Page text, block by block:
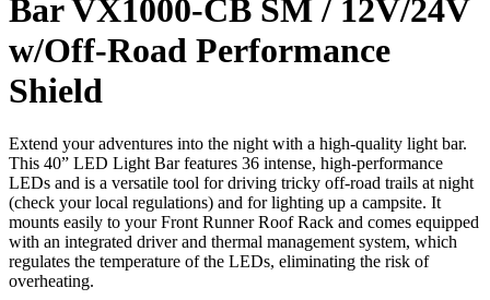
Bar VX1000-CB SM / 12V/24V
w/Off-Road Performance
Shield
Extend your adventures into the night with a high-quality light bar.
This 40” LED Light Bar features 36 intense, high-performance
LEDs and is a versatile tool for driving tricky off-road trails at night
(check your local regulations) and for lighting up a campsite. It
mounts easily to your Front Runner Roof Rack and comes equipped
with an integrated driver and thermal management system, which
regulates the temperature of the LEDs, eliminating the risk of
overheating.